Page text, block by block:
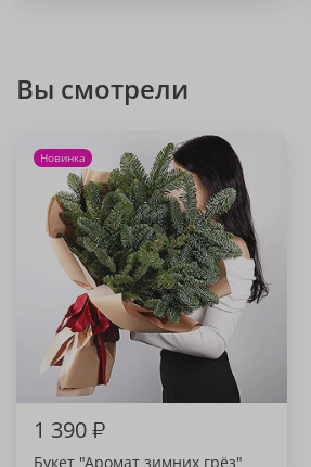
Вы смотрели
Новинка
1 390₽
Букет "Аромат зимних грёз"